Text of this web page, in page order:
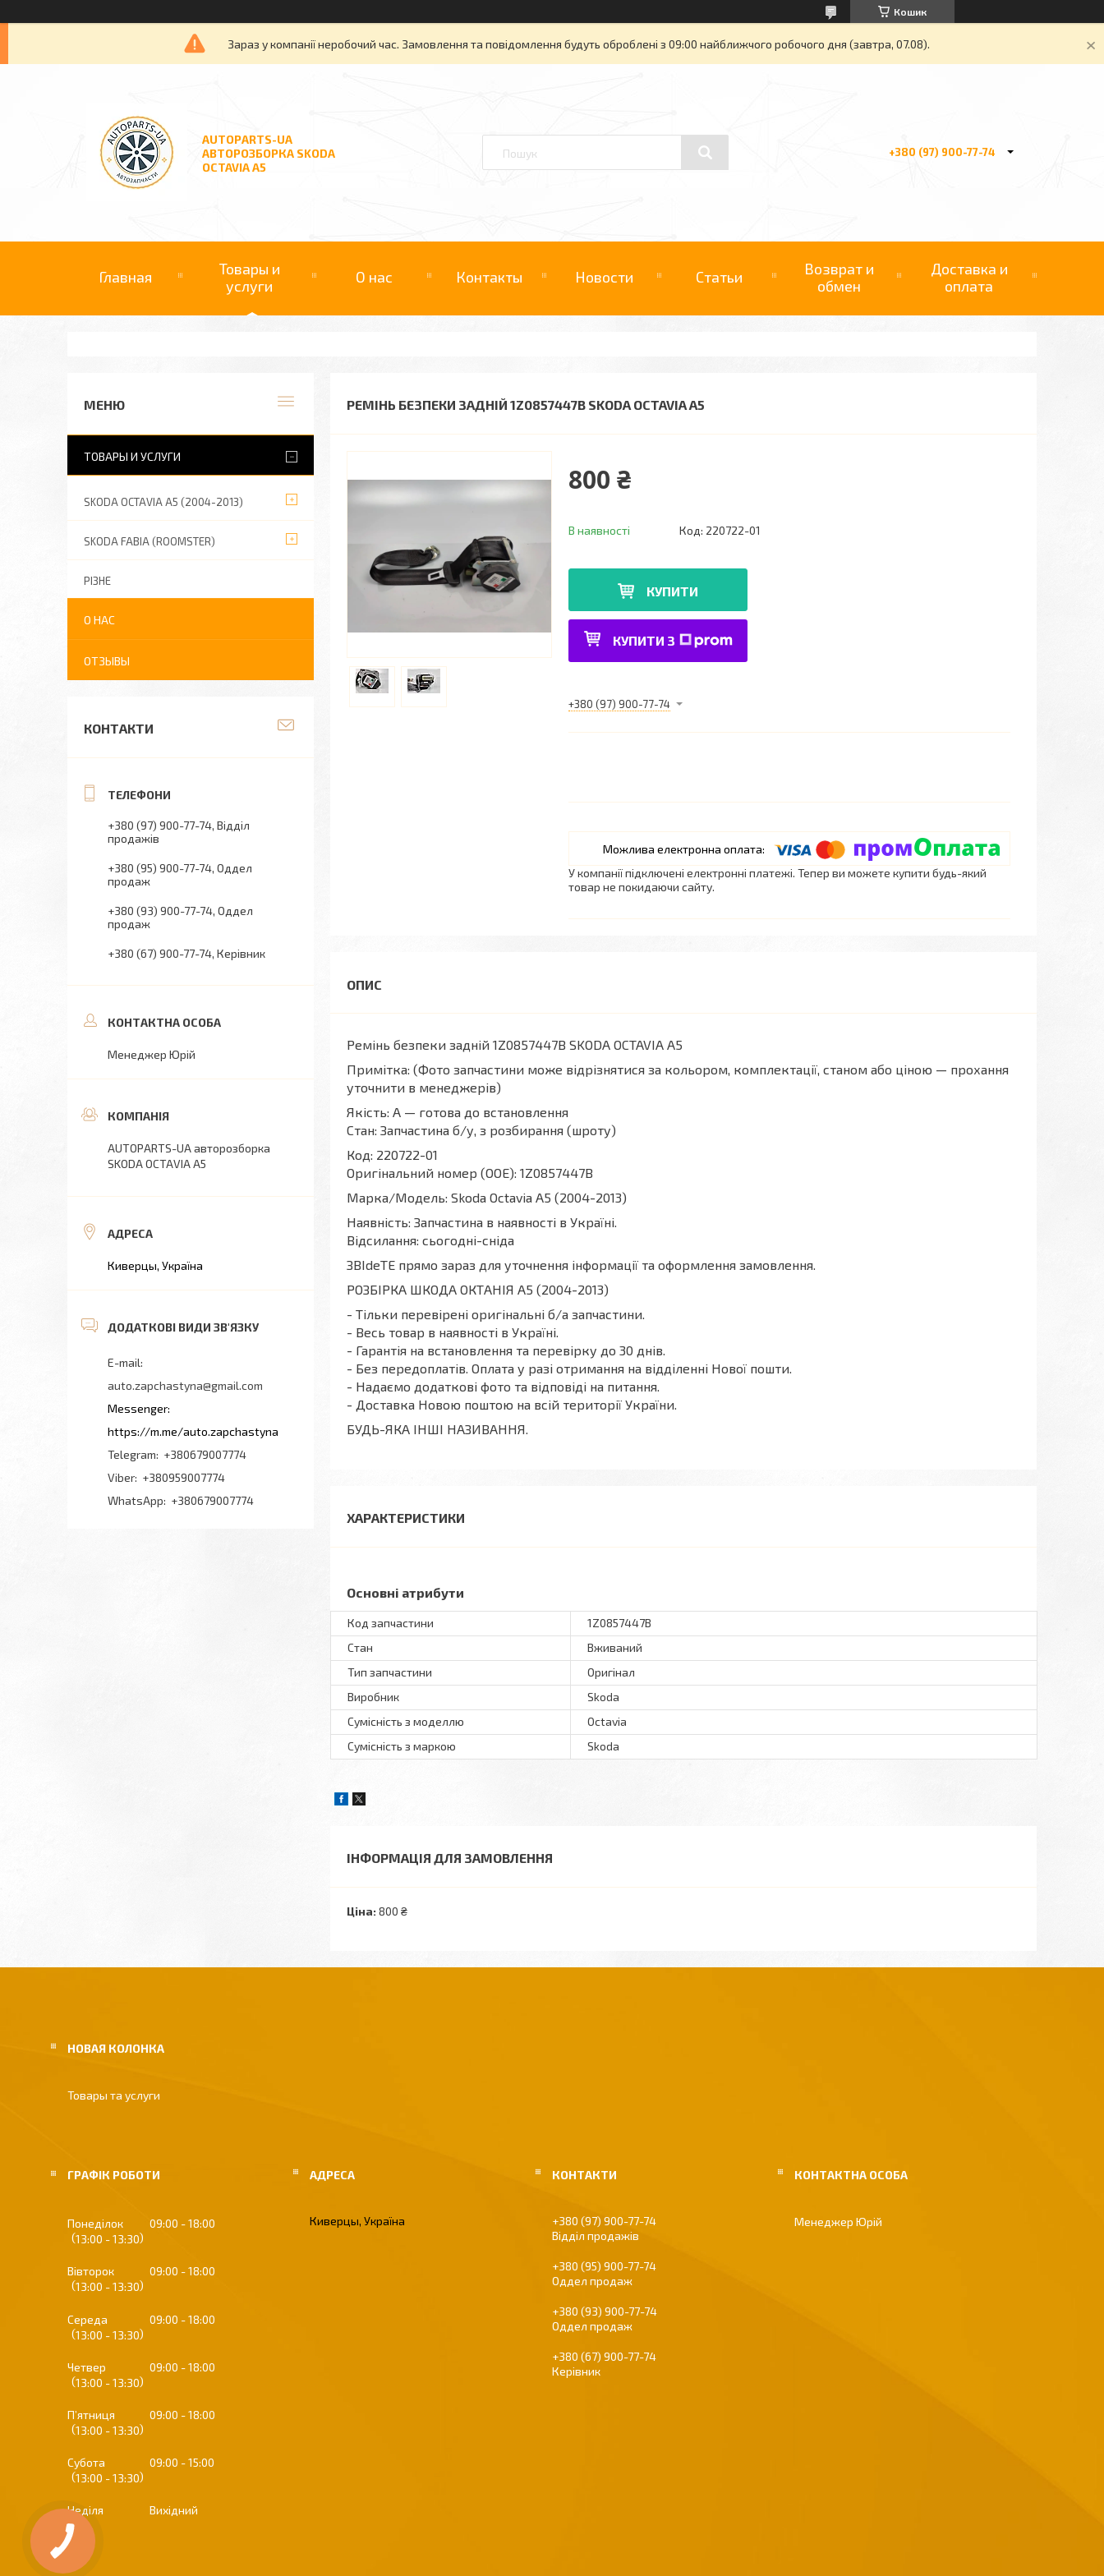
Кошик
Зараз у компанії неробочий час. Замовлення та повідомлення будуть оброблені з 09:00 найближчого робочого дня (завтра, 07.08).
AUTOPARTS-UA
АВТОРОЗБОРКА SKODA
OCTAVIA A5
+380 (97) 900-77-74
Главная
Товары и
услуги
О нас Контакты Новости Статьи
Возврат и
обмен
Доставка и
оплата
РЕМІНЬ БЕЗПЕКИ ЗАДНІЙ 1Z0857447B SKODA OCTAVIA A5
800 ₴
В наявності Код: 220722-01
КУПИТИ
КУПИТИ З
+380 (97) 900-77-74
У компанії підключені електронні платежі. Тепер ви можете купити будь-який
товар не покидаючи сайту.
Ремінь безпеки задній 1Z0857447B SKODA OCTAVIA A5
Примітка: (Фото запчастини може відрізнятися за кольором, комплектації, станом або ціною — прохання
уточнити в менеджерів)
Якість: А — готова до встановлення
Стан: Запчастина б/у, з розбирання (шроту)
Код: 220722-01
Оригінальний номер (ООЕ): 1Z0857447B
Марка/Модель: Skoda Octavia A5 (2004-2013)
Наявність: Запчастина в наявності в Україні.
Відсилання: сьогодні-сніда
ЗВІdeТЕ прямо зараз для уточнення інформації та оформлення замовлення.
РОЗБІРКА ШКОДА ОКТАНІЯ A5 (2004-2013)
- Тільки перевірені оригінальні б/а запчастини.
- Весь товар в наявності в Україні.
- Гарантія на встановлення та перевірку до 30 днів.
- Без передоплатів. Оплата у разі отримання на відділенні Нової пошти.
- Надаємо додаткові фото та відповіді на питання.
- Доставка Новою поштою на всій території України.
БУДЬ-ЯКА ІНШІ НАЗИВАННЯ.
ХАРАКТЕРИСТИКИ
Основні атрибути
Код запчастини
1Z0857447B
Стан
Вживаний
Тип запчастини
Оригінал
Виробник
Skoda
Сумісність з моделлю
Octavia
Сумісність з маркою
Skoda
ІНФОРМАЦІЯ ДЛЯ ЗАМОВЛЕННЯ
Ціна: 800 ₴
ТОВАРЫ И УСЛУГИ
SKODA OCTAVIA A5 (2004-2013)
SKODA FABIA (ROOMSTER)
РІЗНЕ
О НАС
ОТЗЫВЫ
КОНТАКТИ
+380 (97) 900-77-74 Відділ
продажів
+380 (95) 900-77-74 Оддел
продаж
+380 (93) 900-77-74 Оддел
продаж
+380 (67) 900-77-74 Керівник
Менеджер Юрій
AUTOPARTS-UA авторозборка
SKODA OCTAVIA A5
Киверцы, Україна
auto.zapchastyna@gmail.com
https://m.me/auto.zapchastyna
+380679007774
+380959007774
+380679007774
НОВАЯ КОЛОНКА
Товары та услуги
ГРАФІК РОБОТИ
Понеділок 09:00
18:00
13:00
13:30
Вівторок 09:00
18:00
13:00
13:30
Середа 09:00
18:00
13:00
13:30
Четвер 09:00
18:00
13:00
13:30
Пʼятниця 09:00
18:00
13:00
13:30
Субота 09:00
15:00
13:00
13:30
Неділя Вихідний
Киверцы, Україна
+380 (97) 900-77-74
Відділ продажів
+380 (95) 900-77-74
Оддел продаж
+380 (93) 900-77-74
Оддел продаж
+380 (67) 900-77-74
Керівник
Менеджер Юрій